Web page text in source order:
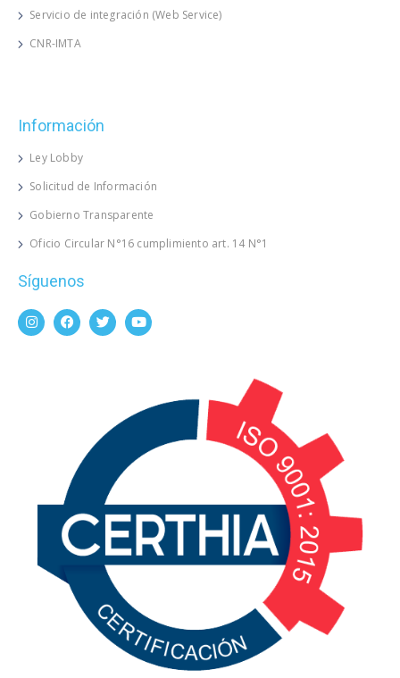
Servicio de integración (Web Service)
CNR-IMTA
Información
Ley Lobby
Solicitud de Información
Gobierno Transparente
Oficio Circular N°16 cumplimiento art. 14 N°1
Síguenos